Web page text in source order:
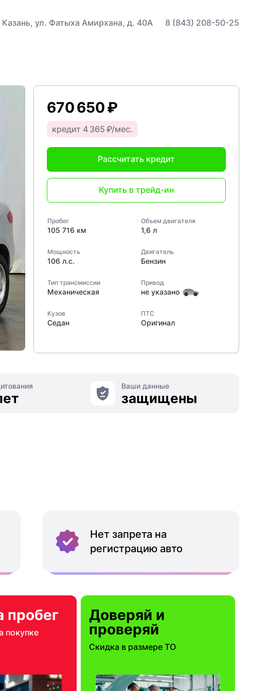
Казань, ул. Фатыха Амирхана, д. 40А 8 (843) 208-50-25
670 650 ₽
кредит 4 365 ₽/мес.
Рассчитать кредит
Купить в трейд-ин
Пробег
105 716 км
Объем двигателя
1,6 л
Мощность
106 л.с.
Двигатель
Бензин
Тип трансмиссии
Механическая
Привод
не указано
Кузов
Седан
ПТС
Оригинал
Ваши данные
защищены
Нет запрета на
регистрацию авто
пробег
покупке
Доверяй и
проверяй
Скидка в размере ТО